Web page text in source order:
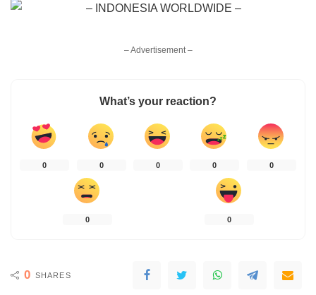
– Advertisement –
What’s your reaction?
0 0 0 0 0
0 0
0 SHARES